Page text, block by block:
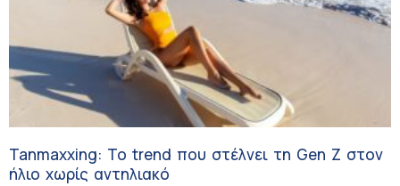
Tanmaxxing: To trend που στέλνει τη Gen Z στον
ήλιο χωρίς αντηλιακό